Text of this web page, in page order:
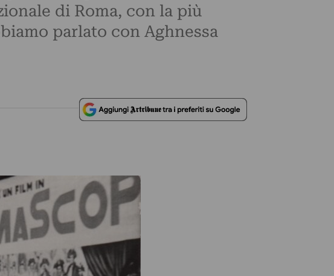
di Roma, con la più
parlato con Aghnessa